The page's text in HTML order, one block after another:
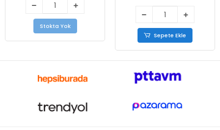
Stokta Yok
Sepete Ekle